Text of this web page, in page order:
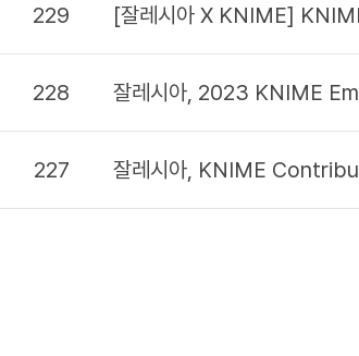
229 [잘레시아 X KNIME]
228 잘레시아, 2023 KNIME
227 잘레시아, KNIME